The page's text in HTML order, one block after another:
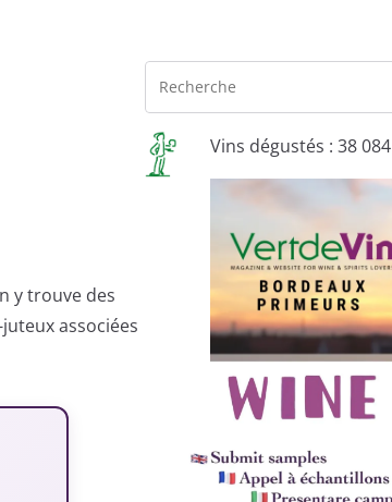
y trouve des
associées
Vins dégustés : 38 084